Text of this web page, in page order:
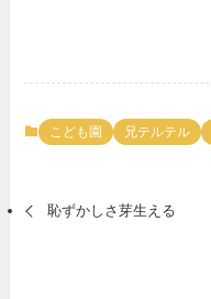
こども園 兄テルテル
恥ずかしさ芽生える